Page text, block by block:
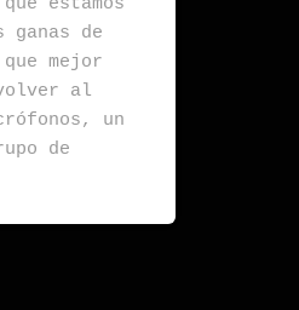
estamos
ganas de
mejor
al
un
de